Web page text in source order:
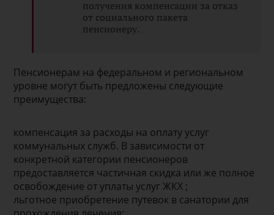
получения компенсации за отказ
от социального пакета
пенсионеру.
Пенсионерам на федеральном и региональном
уровне могут быть предложены следующие
преимущества:
компенсация за расходы на оплату услуг
коммунальных служб. В зависимости от
конкретной категории пенсионеров
предоставляется частичная скидка или же полное
освобождение от уплаты услуг ЖКХ ;
льготное приобретение путевок в санатории для